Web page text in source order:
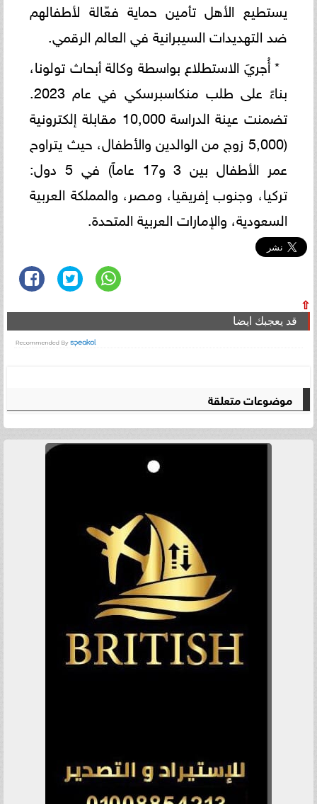
يستطيع الأهل تأمين حماية فعّالة لأطفالهم
ضد التهديدات السيبرانية في العالم الرقمي.
* أُجريَ الاستطلاع بواسطة وكالة أبحاث تولونا،
بناءً على طلب منكاسبرسكي في عام 2023.
تضمنت عينة الدراسة 10,000 مقابلة إلكترونية
(5,000 زوج من الوالدين والأطفال، حيث يتراوح
عمر الأطفال بين 3 و17 عاماً) في 5 دول:
تركيا، وجنوب إفريقيا، ومصر، والمملكة العربية
السعودية، والإمارات العربية المتحدة.
⇧
قد يعجبك ايضا
موضوعات متعلقة